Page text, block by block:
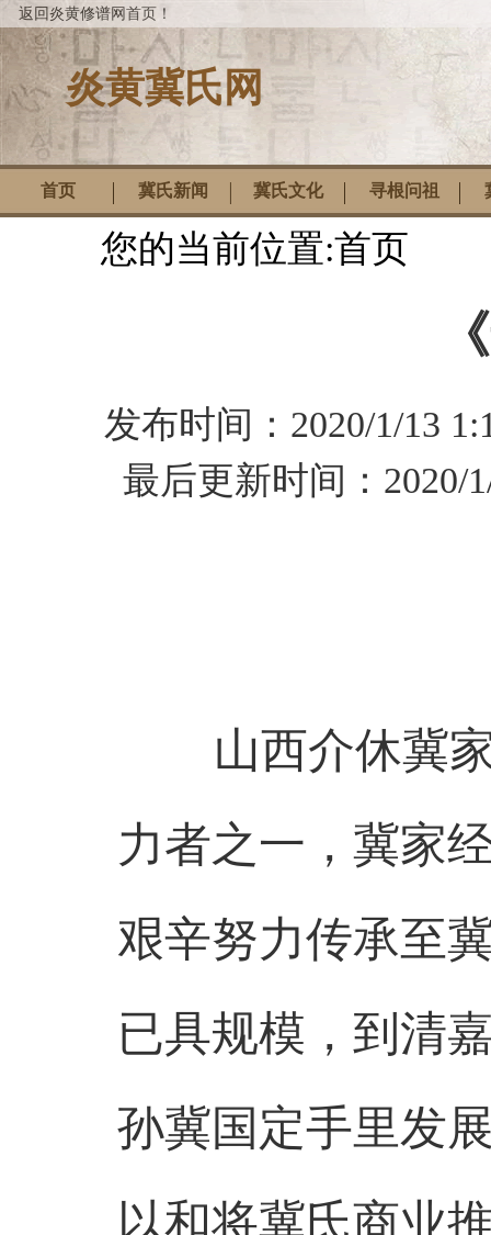
返回炎黄修谱网首页！
炎黄冀氏网
首页 冀氏新闻 冀氏文化 寻根问祖
您的当前位置:首页
发布时间： 2020/1/13
最后更新时间： 2020/
山西介休冀家
力者之一，冀家
艰辛努力传承至
已具规模，到清
孙冀国定手里发
以和将冀氏商业